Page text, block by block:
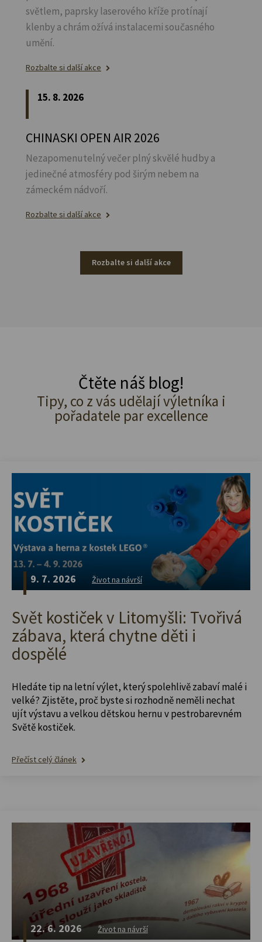
světlem, paprsky laserového kříže protínají
klenby a chrám ožívá instalacemi současného
umění.
Rozbalte si další akce
15. 8. 2026
CHINASKI OPEN AIR 2026
Nezapomenutelný večer plný skvělé hudby a
jedinečné atmosféry pod širým nebem na
zámeckém nádvoří.
Rozbalte si další akce
Rozbalte si další akce
Čtěte náš blog!
Tipy, co z vás udělají výletníka i
pořadatele par excellence
9. 7. 2026 Život na návrší
Svět kostiček v Litomyšli: Tvořivá
zábava, která chytne děti i
dospělé
Hledáte tip na letní výlet, který spolehlivě zabaví malé i
velké? Zjistěte, proč byste si rozhodně neměli nechat
ujít výstavu a velkou dětskou hernu v pestrobarevném
Světě kostiček.
Přečíst celý článek
22. 6. 2026 Život na návrší